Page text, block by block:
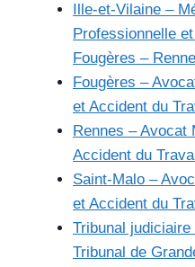
Ille-et-Vilaine –
Professionnelle
Fougères –
Fougères –
et Accident du
Rennes – Avocat
Accident du
Saint-Malo –
et Accident du
Tribunal
Tribunal de